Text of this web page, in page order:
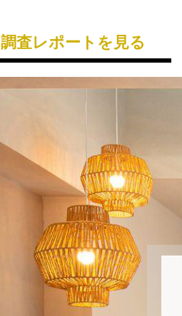
調査レポートを見る